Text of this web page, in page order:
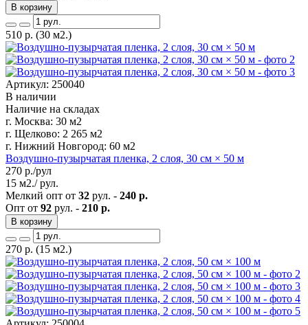
В корзину
510 р. (30 м2.)
Артикул: 250040
В наличии
Наличие на складах
г. Москва: 30 м2
г. Щелково: 2 265 м2
г. Нижний Новгород: 60 м2
Воздушно-пузырчатая пленка, 2 слоя, 30 см × 50 м
270 р./рул
15 м2./ рул.
Мелкий опт от 32 рул. - 240 р.
Опт от 92 рул. - 210 р.
В корзину
270 р. (15 м2.)